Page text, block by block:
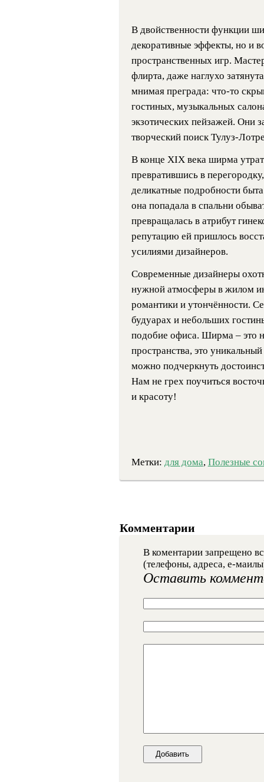
В двойственности функции
декоративные эффекты, но и
пространственных игр.
флирта, даже наглухо
мнимая преграда: что-то
гостиных, музыкальных
экзотических пейзажей. Они
творческий поиск Тулуз-
В конце XIX века ширма
превратившись в
деликатные подробности
она попадала в спальни
превращалась в атрибут
репутацию ей пришлось
усилиями дизайнеров.
Современные дизайнеры
нужной атмосферы в жилом
романтики и утончённости.
будуарах и небольших
подобие офиса. Ширма – это
пространства, это
можно подчеркнуть
Нам не грех поучиться
и красоту!
Метки: для дома, Полезные
Комментарии
В коментарии запрещено
(телефоны, адреса, е-
Оставить